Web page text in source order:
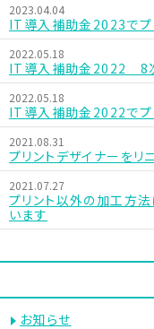
2023.04.04
IT導入補助金2023でプ
2022.05.18
IT導入補助金2022 8
2022.05.18
IT導入補助金2022でプ
2021.08.31
プリントデザイナーをリ
2021.07.27
プリント以外の加工方
います
お知らせ